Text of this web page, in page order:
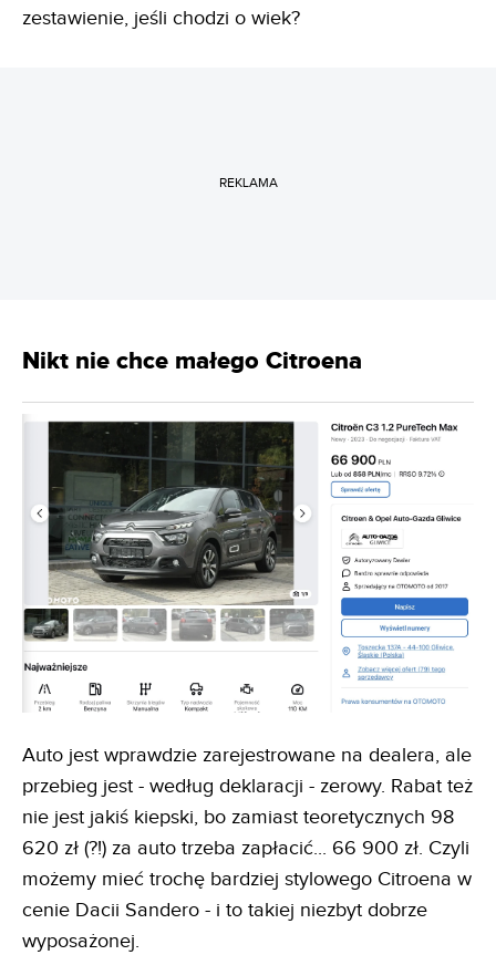
zestawienie, jeśli chodzi o wiek?
REKLAMA
Nikt nie chce małego Citroena
Auto jest wprawdzie zarejestrowane na dealera, ale
przebieg jest - według deklaracji - zerowy. Rabat też
nie jest jakiś kiepski, bo zamiast teoretycznych 98
620 zł (?!) za auto trzeba zapłacić... 66 900 zł. Czyli
możemy mieć trochę bardziej stylowego Citroena w
cenie Dacii Sandero - i to takiej niezbyt dobrze
wyposażonej.